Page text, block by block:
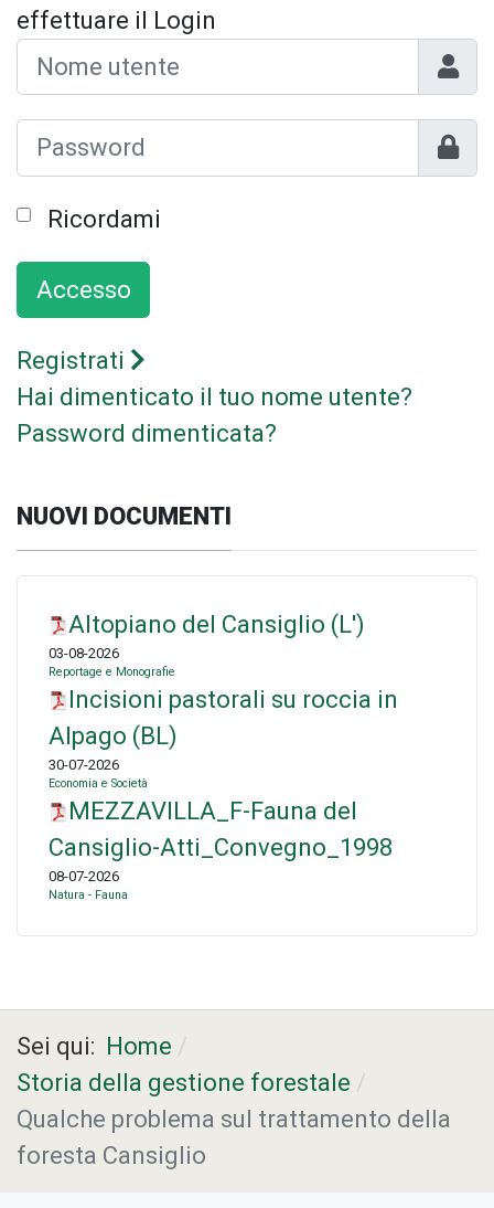
effettuare il Login
Ricordami
Accesso
Registrati
Hai dimenticato il tuo nome utente?
Password dimenticata?
NUOVI DOCUMENTI
Altopiano del Cansiglio (L')
03-08-2026
Reportage e Monografie
Incisioni pastorali su roccia in
Alpago (BL)
30-07-2026
Economia e Società
MEZZAVILLA_F-Fauna del
Cansiglio-Atti_Convegno_1998
08-07-2026
Natura - Fauna
Sei qui: Home
Storia della gestione forestale
Qualche problema sul trattamento della
foresta Cansiglio